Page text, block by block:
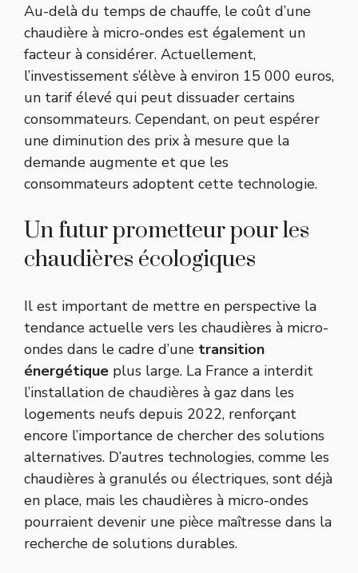
Au-delà du temps de chauffe, le coût d’une
chaudière à micro-ondes est également un
facteur à considérer. Actuellement,
l’investissement s’élève à environ 15 000 euros,
un tarif élevé qui peut dissuader certains
consommateurs. Cependant, on peut espérer
une diminution des prix à mesure que la
demande augmente et que les
consommateurs adoptent cette technologie.
Un futur prometteur pour les
chaudières écologiques
Il est important de mettre en perspective la
tendance actuelle vers les chaudières à micro-
ondes dans le cadre d’une transition
énergétique plus large. La France a interdit
l’installation de chaudières à gaz dans les
logements neufs depuis 2022, renforçant
encore l’importance de chercher des solutions
alternatives. D’autres technologies, comme les
chaudières à granulés ou électriques, sont déjà
en place, mais les chaudières à micro-ondes
pourraient devenir une pièce maîtresse dans la
recherche de solutions durables.